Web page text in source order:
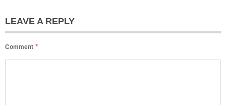
LEAVE A REPLY
Comment *